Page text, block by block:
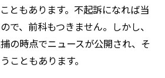
ともあります。不起訴になれば当
で、前科もつきません。しかし、
の時点でニュースが公開され、そ
こともあります。